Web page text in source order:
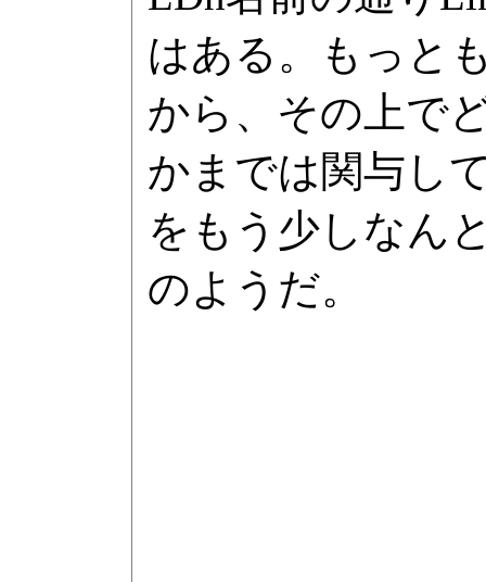
はある。もっと
から、その上で
かまでは関与し
をもう少しなん
のようだ。